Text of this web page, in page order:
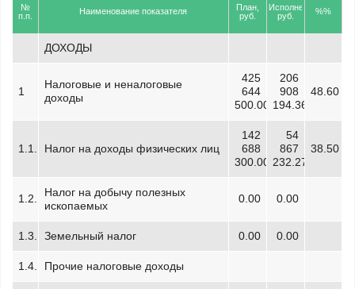
№
п.п.
Наименование показателя
План,
руб.
Исполнено,
руб.
%%
ДОХОДЫ
1
Налоговые и неналоговые
доходы
425
644
500.00
206
908
194.36
48.60
1.1. Налог на доходы физических лиц
142
688
300.00
54
867
232.27
38.50
1.2.
Налог на добычу полезных
ископаемых
0.00 0.00
1.3. Земельный налог 0.00 0.00
1.4. Прочие налоговые доходы